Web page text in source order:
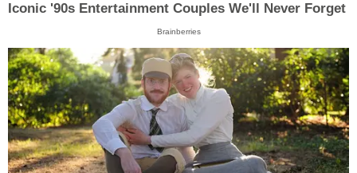
Iconic '90s Entertainment Couples We'll Never Forget
Brainberries